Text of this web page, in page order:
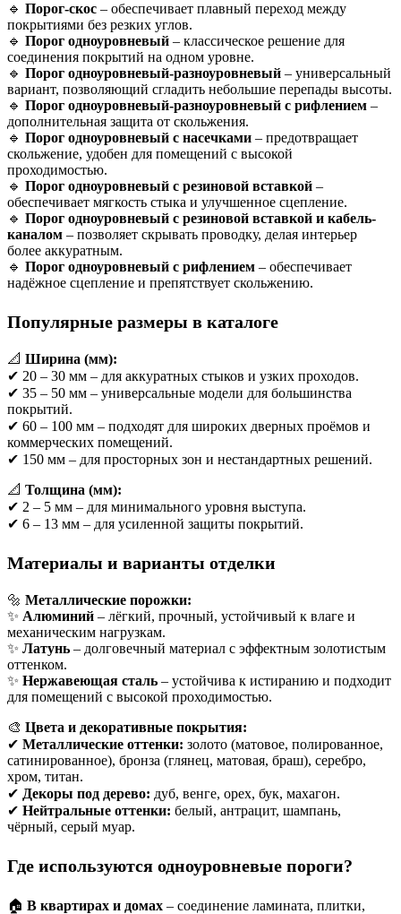
🔹 Порог-скос – обеспечивает плавный переход между
покрытиями без резких углов.
🔹 Порог одноуровневый – классическое решение для
соединения покрытий на одном уровне.
🔹 Порог одноуровневый-разноуровневый – универсальный
вариант, позволяющий сгладить небольшие перепады высоты.
🔹 Порог одноуровневый-разноуровневый с рифлением –
дополнительная защита от скольжения.
🔹 Порог одноуровневый с насечками – предотвращает
скольжение, удобен для помещений с высокой
проходимостью.
🔹 Порог одноуровневый с резиновой вставкой –
обеспечивает мягкость стыка и улучшенное сцепление.
🔹 Порог одноуровневый с резиновой вставкой и кабель-
каналом – позволяет скрывать проводку, делая интерьер
более аккуратным.
🔹 Порог одноуровневый с рифлением – обеспечивает
надёжное сцепление и препятствует скольжению.
Популярные размеры в каталоге
📐 Ширина (мм):
✔ 20 – 30 мм – для аккуратных стыков и узких проходов.
✔ 35 – 50 мм – универсальные модели для большинства
покрытий.
✔ 60 – 100 мм – подходят для широких дверных проёмов и
коммерческих помещений.
✔ 150 мм – для просторных зон и нестандартных решений.
📐 Толщина (мм):
✔ 2 – 5 мм – для минимального уровня выступа.
✔ 6 – 13 мм – для усиленной защиты покрытий.
Материалы и варианты отделки
🔩 Металлические порожки:
✨ Алюминий – лёгкий, прочный, устойчивый к влаге и
механическим нагрузкам.
✨ Латунь – долговечный материал с эффектным золотистым
оттенком.
✨ Нержавеющая сталь – устойчива к истиранию и подходит
для помещений с высокой проходимостью.
🎨 Цвета и декоративные покрытия:
✔ Металлические оттенки: золото (матовое, полированное,
сатинированное), бронза (глянец, матовая, браш), серебро,
хром, титан.
✔ Декоры под дерево: дуб, венге, орех, бук, махагон.
✔ Нейтральные оттенки: белый, антрацит, шампань,
чёрный, серый муар.
Где используются одноуровневые пороги?
🏠 В квартирах и домах – соединение ламината, плитки,